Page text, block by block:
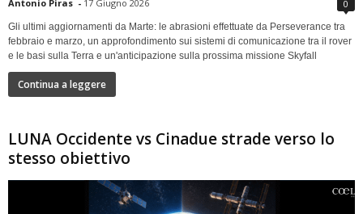
Antonio Piras - 17 Giugno 2026 0
Gli ultimi aggiornamenti da Marte: le abrasioni effettuate da Perseverance tra
febbraio e marzo, un approfondimento sui sistemi di comunicazione tra il rover
e le basi sulla Terra e un'anticipazione sulla prossima missione Skyfall
Continua a leggere
LUNA Occidente vs Cinadue strade verso lo
stesso obiettivo